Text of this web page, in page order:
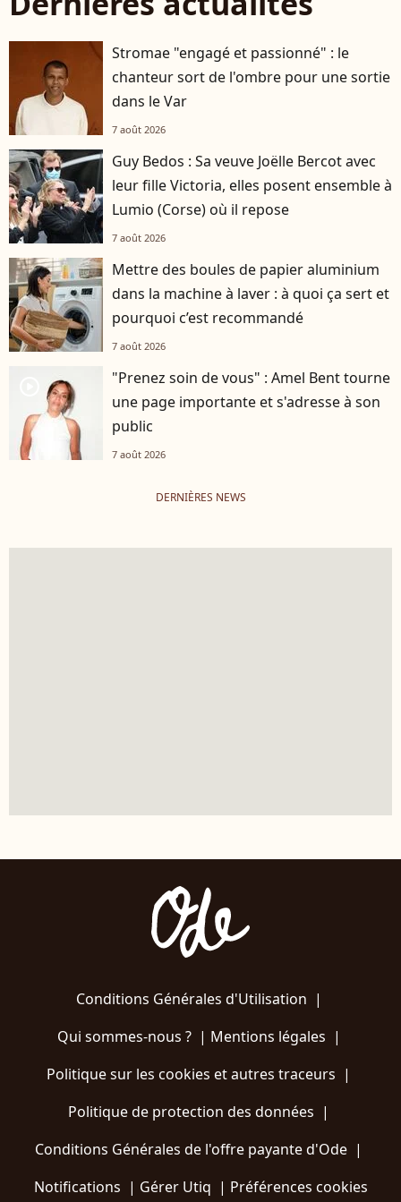
Stromae "engagé et passionné" : le
chanteur sort de l'ombre pour une sortie
dans le Var
7 août 2026
Guy Bedos : Sa veuve Joëlle Bercot avec
leur fille Victoria, elles posent ensemble à
Lumio (Corse) où il repose
7 août 2026
Mettre des boules de papier aluminium
dans la machine à laver : à quoi ça sert et
pourquoi c’est recommandé
7 août 2026
"Prenez soin de vous" : Amel Bent tourne
une page importante et s'adresse à son
public
7 août 2026
DERNIÈRES NEWS
Conditions Générales d'Utilisation |
Qui sommes-nous ?| Mentions légales |
Politique sur les cookies et autres traceurs |
Politique de protection des données |
Conditions Générales de l'offre payante d'Ode |
Notifications | Gérer Utiq | Préférences cookies